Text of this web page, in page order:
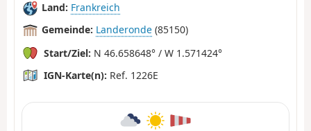
Land: Frankreich
Gemeinde: Landeronde (85150)
Start/Ziel: N 46.658648° / W 1.571424°
IGN-Karte(n): Ref. 1226E